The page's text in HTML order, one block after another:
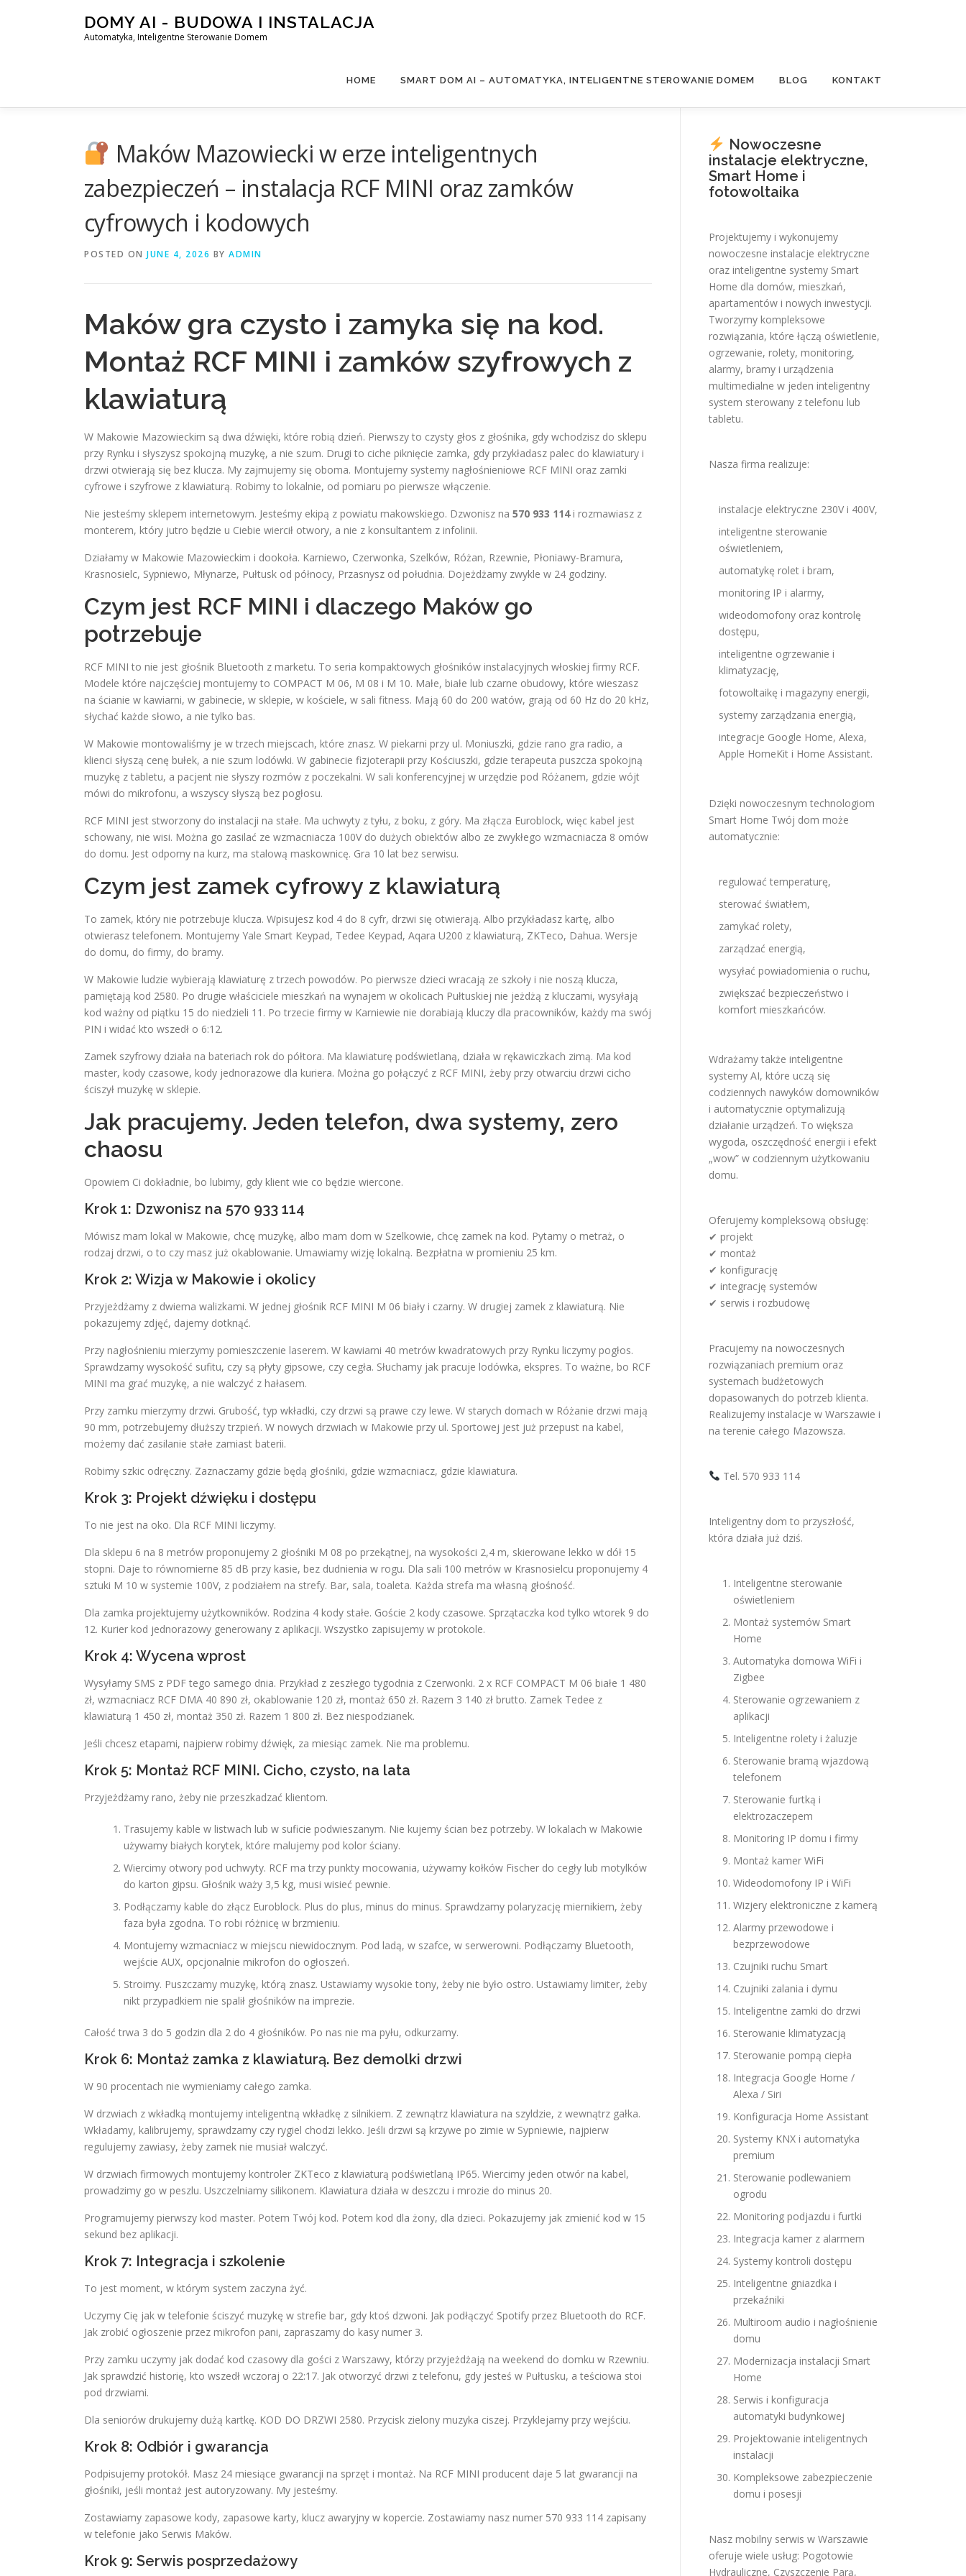
DOMY AI - BUDOWA I INSTALACJA
Automatyka, Inteligentne Sterowanie Domem
HOME SMART DOM AI – AUTOMATYKA, INTELIGENTNE STEROWANIE DOMEM BLOG KONTAKT
Maków Mazowiecki w erze inteligentnych
zabezpieczeń – instalacja RCF MINI oraz zamków
cyfrowych i kodowych
POSTED ON JUNE 4, 2026 BY ADMIN
Maków gra czysto i zamyka się na kod.
Montaż RCF MINI i zamków szyfrowych z
klawiaturą
W Makowie Mazowieckim są dwa dźwięki, które robią dzień. Pierwszy to czysty głos z głośnika, gdy wchodzisz do sklepu
przy Rynku i słyszysz spokojną muzykę, a nie szum. Drugi to ciche piknięcie zamka, gdy przykładasz palec do klawiatury i
drzwi otwierają się bez klucza. My zajmujemy się oboma. Montujemy systemy nagłośnieniowe RCF MINI oraz zamki
cyfrowe i szyfrowe z klawiaturą. Robimy to lokalnie, od pomiaru po pierwsze włączenie.
Nie jesteśmy sklepem internetowym. Jesteśmy ekipą z powiatu makowskiego. Dzwonisz na 570 933 114i rozmawiasz z
monterem, który jutro będzie u Ciebie wiercił otwory, a nie z konsultantem z infolinii.
Działamy w Makowie Mazowieckim i dookoła. Karniewo, Czerwonka, Szelków, Różan, Rzewnie, Płoniawy-Bramura,
Krasnosielc, Sypniewo, Młynarze, Pułtusk od północy, Przasnysz od południa. Dojeżdżamy zwykle w 24 godziny.
Czym jest RCF MINI i dlaczego Maków go
potrzebuje
RCF MINI to nie jest głośnik Bluetooth z marketu. To seria kompaktowych głośników instalacyjnych włoskiej firmy RCF.
Modele które najczęściej montujemy to COMPACT M 06, M 08 i M 10. Małe, białe lub czarne obudowy, które wieszasz
na ścianie w kawiarni, w gabinecie, w sklepie, w kościele, w sali fitness. Mają 60 do 200 watów, grają od 60 Hz do 20 kHz,
słychać każde słowo, a nie tylko bas.
W Makowie montowaliśmy je w trzech miejscach, które znasz. W piekarni przy ul. Moniuszki, gdzie rano gra radio, a
klienci słyszą cenę bułek, a nie szum lodówki. W gabinecie fizjoterapii przy Kościuszki, gdzie terapeuta puszcza spokojną
muzykę z tabletu, a pacjent nie słyszy rozmów z poczekalni. W sali konferencyjnej w urzędzie pod Różanem, gdzie wójt
mówi do mikrofonu, a wszyscy słyszą bez pogłosu.
RCF MINI jest stworzony do instalacji na stałe. Ma uchwyty z tyłu, z boku, z góry. Ma złącza Euroblock, więc kabel jest
schowany, nie wisi. Można go zasilać ze wzmacniacza 100V do dużych obiektów albo ze zwykłego wzmacniacza 8 omów
do domu. Jest odporny na kurz, ma stalową maskownicę. Gra 10 lat bez serwisu.
Czym jest zamek cyfrowy z klawiaturą
To zamek, który nie potrzebuje klucza. Wpisujesz kod 4 do 8 cyfr, drzwi się otwierają. Albo przykładasz kartę, albo
otwierasz telefonem. Montujemy Yale Smart Keypad, Tedee Keypad, Aqara U200 z klawiaturą, ZKTeco, Dahua. Wersje
do domu, do firmy, do bramy.
W Makowie ludzie wybierają klawiaturę z trzech powodów. Po pierwsze dzieci wracają ze szkoły i nie noszą klucza,
pamiętają kod 2580. Po drugie właściciele mieszkań na wynajem w okolicach Pułtuskiej nie jeżdżą z kluczami, wysyłają
kod ważny od piątku 15 do niedzieli 11. Po trzecie firmy w Karniewie nie dorabiają kluczy dla pracowników, każdy ma swój
PIN i widać kto wszedł o 6:12.
Zamek szyfrowy działa na bateriach rok do półtora. Ma klawiaturę podświetlaną, działa w rękawiczkach zimą. Ma kod
master, kody czasowe, kody jednorazowe dla kuriera. Można go połączyć z RCF MINI, żeby przy otwarciu drzwi cicho
ściszył muzykę w sklepie.
Jak pracujemy. Jeden telefon, dwa systemy, zero
chaosu
Opowiem Ci dokładnie, bo lubimy, gdy klient wie co będzie wiercone.
Krok 1: Dzwonisz na 570 933 114
Mówisz mam lokal w Makowie, chcę muzykę, albo mam dom w Szelkowie, chcę zamek na kod. Pytamy o metraż, o
rodzaj drzwi, o to czy masz już okablowanie. Umawiamy wizję lokalną. Bezpłatna w promieniu 25 km.
Krok 2: Wizja w Makowie i okolicy
Przyjeżdżamy z dwiema walizkami. W jednej głośnik RCF MINI M 06 biały i czarny. W drugiej zamek z klawiaturą. Nie
pokazujemy zdjęć, dajemy dotknąć.
Przy nagłośnieniu mierzymy pomieszczenie laserem. W kawiarni 40 metrów kwadratowych przy Rynku liczymy pogłos.
Sprawdzamy wysokość sufitu, czy są płyty gipsowe, czy cegła. Słuchamy jak pracuje lodówka, ekspres. To ważne, bo RCF
MINI ma grać muzykę, a nie walczyć z hałasem.
Przy zamku mierzymy drzwi. Grubość, typ wkładki, czy drzwi są prawe czy lewe. W starych domach w Różanie drzwi mają
90 mm, potrzebujemy dłuższy trzpień. W nowych drzwiach w Makowie przy ul. Sportowej jest już przepust na kabel,
możemy dać zasilanie stałe zamiast baterii.
Robimy szkic odręczny. Zaznaczamy gdzie będą głośniki, gdzie wzmacniacz, gdzie klawiatura.
Krok 3: Projekt dźwięku i dostępu
To nie jest na oko. Dla RCF MINI liczymy.
Dla sklepu 6 na 8 metrów proponujemy 2 głośniki M 08 po przekątnej, na wysokości 2,4 m, skierowane lekko w dół 15
stopni. Daje to równomierne 85 dB przy kasie, bez dudnienia w rogu. Dla sali 100 metrów w Krasnosielcu proponujemy 4
sztuki M 10 w systemie 100V, z podziałem na strefy. Bar, sala, toaleta. Każda strefa ma własną głośność.
Dla zamka projektujemy użytkowników. Rodzina 4 kody stałe. Goście 2 kody czasowe. Sprzątaczka kod tylko wtorek 9 do
12. Kurier kod jednorazowy generowany z aplikacji. Wszystko zapisujemy w protokole.
Krok 4: Wycena wprost
Wysyłamy SMS z PDF tego samego dnia. Przykład z zeszłego tygodnia z Czerwonki. 2 x RCF COMPACT M 06 białe 1 480
zł, wzmacniacz RCF DMA 40 890 zł, okablowanie 120 zł, montaż 650 zł. Razem 3 140 zł brutto. Zamek Tedee z
klawiaturą 1 450 zł, montaż 350 zł. Razem 1 800 zł. Bez niespodzianek.
Jeśli chcesz etapami, najpierw robimy dźwięk, za miesiąc zamek. Nie ma problemu.
Krok 5: Montaż RCF MINI. Cicho, czysto, na lata
Przyjeżdżamy rano, żeby nie przeszkadzać klientom.
Trasujemy kable w listwach lub w suficie podwieszanym. Nie kujemy ścian bez potrzeby. W lokalach w Makowie
używamy białych korytek, które malujemy pod kolor ściany.
Wiercimy otwory pod uchwyty. RCF ma trzy punkty mocowania, używamy kołków Fischer do cegły lub motylków
do karton gipsu. Głośnik waży 3,5 kg, musi wisieć pewnie.
Podłączamy kable do złącz Euroblock. Plus do plus, minus do minus. Sprawdzamy polaryzację miernikiem, żeby
faza była zgodna. To robi różnicę w brzmieniu.
Montujemy wzmacniacz w miejscu niewidocznym. Pod ladą, w szafce, w serwerowni. Podłączamy Bluetooth,
wejście AUX, opcjonalnie mikrofon do ogłoszeń.
Stroimy. Puszczamy muzykę, którą znasz. Ustawiamy wysokie tony, żeby nie było ostro. Ustawiamy limiter, żeby
nikt przypadkiem nie spalił głośników na imprezie.
Całość trwa 3 do 5 godzin dla 2 do 4 głośników. Po nas nie ma pyłu, odkurzamy.
Krok 6: Montaż zamka z klawiaturą. Bez demolki drzwi
W 90 procentach nie wymieniamy całego zamka.
W drzwiach z wkładką montujemy inteligentną wkładkę z silnikiem. Z zewnątrz klawiatura na szyldzie, z wewnątrz gałka.
Wkładamy, kalibrujemy, sprawdzamy czy rygiel chodzi lekko. Jeśli drzwi są krzywe po zimie w Sypniewie, najpierw
regulujemy zawiasy, żeby zamek nie musiał walczyć.
W drzwiach firmowych montujemy kontroler ZKTeco z klawiaturą podświetlaną IP65. Wiercimy jeden otwór na kabel,
prowadzimy go w peszlu. Uszczelniamy silikonem. Klawiatura działa w deszczu i mrozie do minus 20.
Programujemy pierwszy kod master. Potem Twój kod. Potem kod dla żony, dla dzieci. Pokazujemy jak zmienić kod w 15
sekund bez aplikacji.
Krok 7: Integracja i szkolenie
To jest moment, w którym system zaczyna żyć.
Uczymy Cię jak w telefonie ściszyć muzykę w strefie bar, gdy ktoś dzwoni. Jak podłączyć Spotify przez Bluetooth do RCF.
Jak zrobić ogłoszenie przez mikrofon pani, zapraszamy do kasy numer 3.
Przy zamku uczymy jak dodać kod czasowy dla gości z Warszawy, którzy przyjeżdżają na weekend do domku w Rzewniu.
Jak sprawdzić historię, kto wszedł wczoraj o 22:17. Jak otworzyć drzwi z telefonu, gdy jesteś w Pułtusku, a teściowa stoi
pod drzwiami.
Dla seniorów drukujemy dużą kartkę. KOD DO DRZWI 2580. Przycisk zielony muzyka ciszej. Przyklejamy przy wejściu.
Krok 8: Odbiór i gwarancja
Podpisujemy protokół. Masz 24 miesiące gwarancji na sprzęt i montaż. Na RCF MINI producent daje 5 lat gwarancji na
głośniki, jeśli montaż jest autoryzowany. My jesteśmy.
Zostawiamy zapasowe kody, zapasowe karty, klucz awaryjny w kopercie. Zostawiamy nasz numer 570 933 114 zapisany
w telefonie jako Serwis Maków.
Krok 9: Serwis posprzedażowy
Nowoczesne
instalacje elektryczne,
Smart Home i
fotowoltaika
Projektujemy i wykonujemy
nowoczesne instalacje elektryczne
oraz inteligentne systemy Smart
Home dla domów, mieszkań,
apartamentów i nowych inwestycji.
Tworzymy kompleksowe
rozwiązania, które łączą oświetlenie,
ogrzewanie, rolety, monitoring,
alarmy, bramy i urządzenia
multimedialne w jeden inteligentny
system sterowany z telefonu lub
tabletu.
Nasza firma realizuje:
instalacje elektryczne 230V i 400V,
inteligentne sterowanie
oświetleniem,
automatykę rolet i bram,
monitoring IP i alarmy,
wideodomofony oraz kontrolę
dostępu,
inteligentne ogrzewanie i
klimatyzację,
fotowoltaikę i magazyny energii,
systemy zarządzania energią,
integracje Google Home, Alexa,
Apple HomeKit i Home Assistant.
Dzięki nowoczesnym technologiom
Smart Home Twój dom może
automatycznie:
regulować temperaturę,
sterować światłem,
zamykać rolety,
zarządzać energią,
wysyłać powiadomienia o ruchu,
zwiększać bezpieczeństwo i
komfort mieszkańców.
Wdrażamy także inteligentne
systemy AI, które uczą się
codziennych nawyków domowników
i automatycznie optymalizują
działanie urządzeń. To większa
wygoda, oszczędność energii i efekt
„wow” w codziennym użytkowaniu
domu.
Oferujemy kompleksową obsługę:
✔ projekt
✔ montaż
✔ konfigurację
✔ integrację systemów
✔ serwis i rozbudowę
Pracujemy na nowoczesnych
rozwiązaniach premium oraz
systemach budżetowych
dopasowanych do potrzeb klienta.
Realizujemy instalacje w Warszawie i
na terenie całego Mazowsza.
Tel. 570 933 114
Inteligentny dom to przyszłość,
która działa już dziś.
Inteligentne sterowanie
oświetleniem
Montaż systemów Smart
Home
Automatyka domowa WiFi i
Zigbee
Sterowanie ogrzewaniem z
aplikacji
Inteligentne rolety i żaluzje
Sterowanie bramą wjazdową
telefonem
Sterowanie furtką i
elektrozaczepem
Monitoring IP domu i firmy
Montaż kamer WiFi
Wideodomofony IP i WiFi
Wizjery elektroniczne z kamerą
Alarmy przewodowe i
bezprzewodowe
Czujniki ruchu Smart
Czujniki zalania i dymu
Inteligentne zamki do drzwi
Sterowanie klimatyzacją
Sterowanie pompą ciepła
Integracja Google Home /
Alexa / Siri
Konfiguracja Home Assistant
Systemy KNX i automatyka
premium
Sterowanie podlewaniem
ogrodu
Monitoring podjazdu i furtki
Integracja kamer z alarmem
Systemy kontroli dostępu
Inteligentne gniazdka i
przekaźniki
Multiroom audio i nagłośnienie
domu
Modernizacja instalacji Smart
Home
Serwis i konfiguracja
automatyki budynkowej
Projektowanie inteligentnych
instalacji
Kompleksowe zabezpieczenie
domu i posesji
Nasz mobilny serwis w Warszawie
oferuje wiele usług: Pogotowie
Hydrauliczne, Czyszczenie Parą,